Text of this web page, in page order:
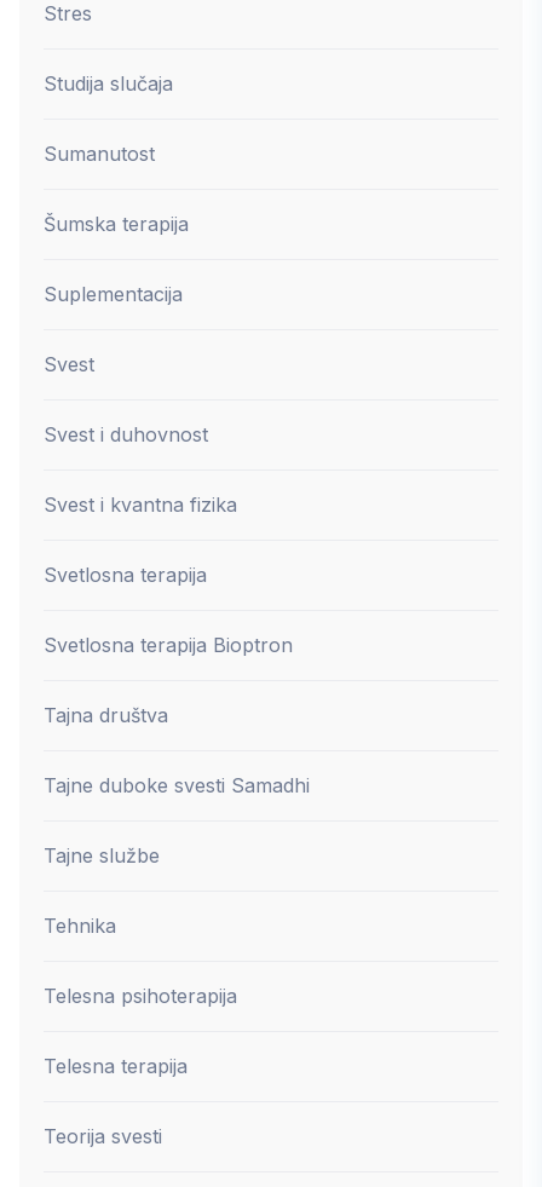
Stres
Studija slučaja
Sumanutost
Šumska terapija
Suplementacija
Svest
Svest i duhovnost
Svest i kvantna fizika
Svetlosna terapija
Svetlosna terapija Bioptron
Tajna društva
Tajne duboke svesti Samadhi
Tajne službe
Tehnika
Telesna psihoterapija
Telesna terapija
Teorija svesti